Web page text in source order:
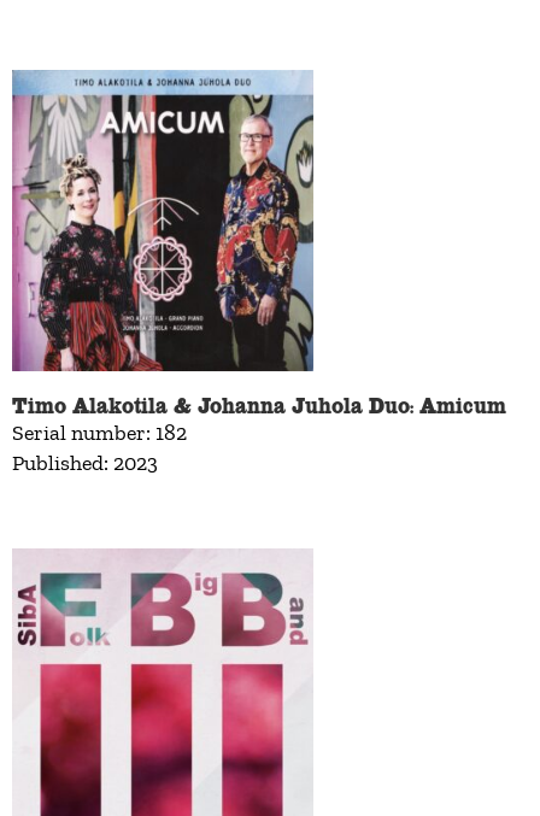
Timo Alakotila & Johanna Juhola Duo: Amicum
Serial number: 182
Published: 2023